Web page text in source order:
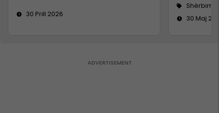
30 Prill 2026
30 Maj